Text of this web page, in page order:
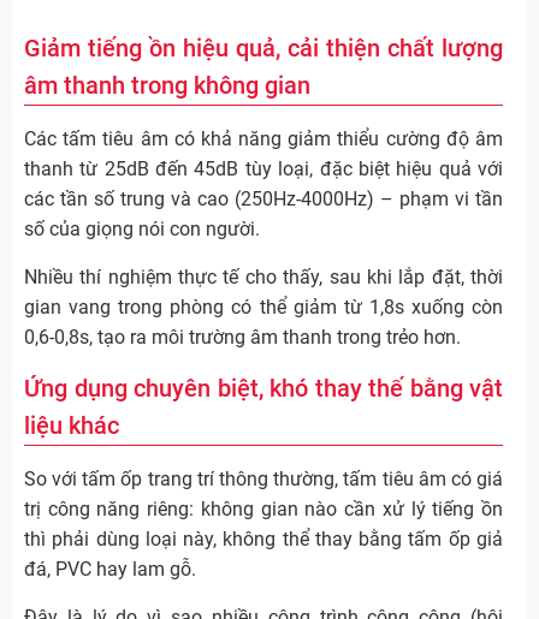
Giảm tiếng ồn hiệu quả, cải thiện chất lượng
âm thanh trong không gian
Các tấm tiêu âm có khả năng giảm thiểu cường độ âm
thanh từ 25dB đến 45dB tùy loại, đặc biệt hiệu quả với
các tần số trung và cao (250Hz-4000Hz) – phạm vi tần
số của giọng nói con người.
Nhiều thí nghiệm thực tế cho thấy, sau khi lắp đặt, thời
gian vang trong phòng có thể giảm từ 1,8s xuống còn
0,6-0,8s, tạo ra môi trường âm thanh trong trẻo hơn.
Ứng dụng chuyên biệt, khó thay thế bằng vật
liệu khác
So với tấm ốp trang trí thông thường, tấm tiêu âm có giá
trị công năng riêng: không gian nào cần xử lý tiếng ồn
thì phải dùng loại này, không thể thay bằng tấm ốp giả
đá, PVC hay lam gỗ.